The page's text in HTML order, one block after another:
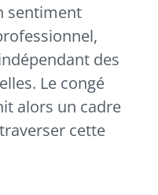
sentiment
des
Le congé
alors un cadre
cette